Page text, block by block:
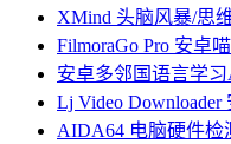
XMind 头脑风暴/思
FilmoraGo Pro 安卓
安卓多邻国语言学习
Lj Video
AIDA64 电脑硬件检